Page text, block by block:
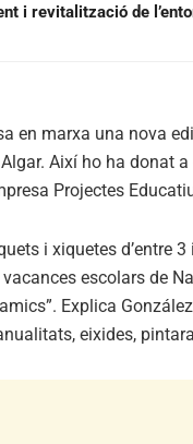
i revitalització de
en marxa una nova
Així ho ha donat
Projectes
i xiquetes d’entre
escolars de
Explica
eixides,